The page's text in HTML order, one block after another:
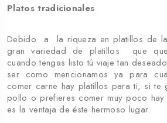
Platos tradicionales
Debido a la riqueza en platillos de la
gran variedad de platillos que
cuando tengas listo tú viaje tan
ser como mencionamos ya para
comer carne hay platillos para ti, si te
pollo o prefieres comer muy poco
es la ventaja de éste hermoso lugar.